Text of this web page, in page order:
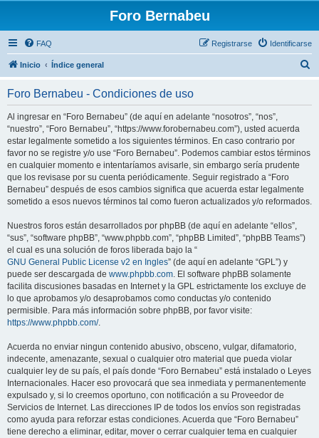
Foro Bernabeu
FAQ Identificarse
Registrarse
Inicio Índice general
Foro Bernabeu - Condiciones de uso
Al ingresar en “Foro Bernabeu” (de aquí en adelante “nosotros”, “nos”,
“nuestro”, “Foro Bernabeu”, “https://www.forobernabeu.com”), usted acuerda
estar legalmente sometido a los siguientes términos. En caso contrario por
favor no se registre y/o use “Foro Bernabeu”. Podemos cambiar estos términos
en cualquier momento e intentaríamos avisarle, sin embargo sería prudente
que los revisase por su cuenta periódicamente. Seguir registrado a “Foro
Bernabeu” después de esos cambios significa que acuerda estar legalmente
sometido a esos nuevos términos tal como fueron actualizados y/o reformados.
Nuestros foros están desarrollados por phpBB (de aquí en adelante “ellos”,
“sus”, “software phpBB”, “www.phpbb.com”, “phpBB Limited”, “phpBB Teams”)
el cual es una solución de foros liberada bajo la “
GNU General Public License v2 en Ingles” (de aquí en adelante “GPL”) y
puede ser descargada de www.phpbb.com. El software phpBB solamente
facilita discusiones basadas en Internet y la GPL estrictamente los excluye de
lo que aprobamos y/o desaprobamos como conductas y/o contenido
permisible. Para más información sobre phpBB, por favor visite:
https://www.phpbb.com/.
Acuerda no enviar ningun contenido abusivo, obsceno, vulgar, difamatorio,
indecente, amenazante, sexual o cualquier otro material que pueda violar
cualquier ley de su país, el país donde “Foro Bernabeu” está instalado o Leyes
Internacionales. Hacer eso provocará que sea inmediata y permanentemente
expulsado y, si lo creemos oportuno, con notificación a su Proveedor de
Servicios de Internet. Las direcciones IP de todos los envíos son registradas
como ayuda para reforzar estas condiciones. Acuerda que “Foro Bernabeu”
tiene derecho a eliminar, editar, mover o cerrar cualquier tema en cualquier